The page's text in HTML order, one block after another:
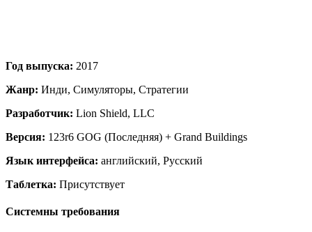
Год выпуска: 2017
Жанр: Инди, Симуляторы, Стратегии
Разработчик: Lion Shield, LLC
Версия: 123r6 GOG (Последняя) + Grand Buildings
Язык интерфейса: английский, Русский
Таблетка: Присутствует
Системны требования